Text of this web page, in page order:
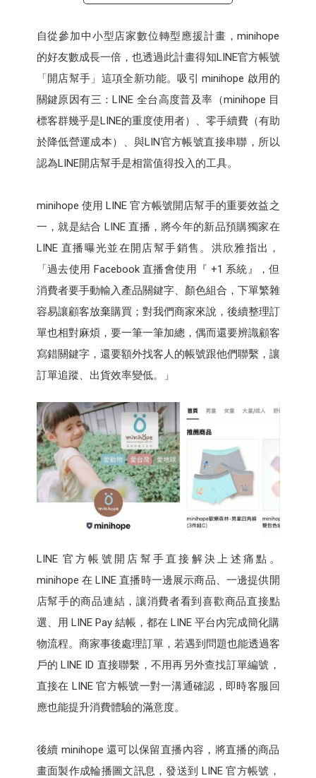
自從參加中小型店家數位轉型應援計畫，minihope
的好友數成長一倍，也透過此計畫得知LINE官方帳號
「開店幫手」這項全新功能。吸引 minihope 啟用的
關鍵原因有三：LINE 全台高度普及率（minihope 目
標客群幾乎是LINE的重度使用者）、零手續費（有助
於降低營運成本）、與LIN官方帳號直接串聯，所以
認為LINE開店幫手是相當值得投入的工具。
minihope 使用 LINE 官方帳號開店幫手的重要效益之
一，就是結合 LINE 直播，將今年的新品預購獨家在
LINE 直播曝光並在開店幫手銷售。洪欣雅指出，
「過去使用 Facebook 直播會使用『 +1 系統』，但
消費者要手動輸入產品關鍵字、顏色組合，下單繁雜
容易讓顧客放棄購買；對我們商家來說，後續整理訂
單也相對麻煩，要一筆一筆加總，偶而還要辨識顧客
寫錯關鍵字，還要額外找客人的帳號跟他們聯繫，讓
訂單追蹤、出貨效率變低。」
LINE 官方帳號開店幫手直接解決上述痛點。
minihope 在 LINE 直播時一邊展示商品、一邊提供開
店幫手的商品連結，讓消費者看到喜歡商品直接點
選、用 LINE Pay 結帳，都在 LINE 平台內完成簡化購
物流程。商家事後處理訂單，若遇到問題也能透過客
戶的 LINE ID 直接聯繫，不用再另外查找訂單編號，
直接在 LINE 官方帳號一對一溝通確認，即時客服回
應也能提升消費體驗的滿意度。
後續 minihope 還可以保留直播內容，將直播的商品
畫面製作成輪播圖文訊息，發送到 LINE 官方帳號，